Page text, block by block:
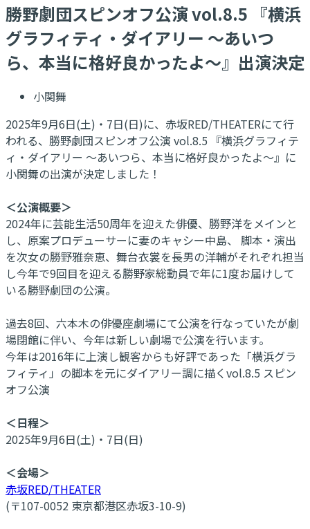
​勝野劇団スピンオフ公演 vol.8.5 『横浜
グラフィティ・ダイアリー ～あいつ
ら、本当に格好良かったよ～』出演決定
小関舞
2025年9月6日(土)・7日(日)に、赤坂RED/THEATERにて行
われる、勝野劇団スピンオフ公演 vol.8.5 『横浜グラフィテ
ィ・ダイアリー ～あいつら、本当に格好良かったよ～』に
小関舞の出演が決定しました！
＜公演概要＞
2024年に芸能生活50周年を迎えた俳優、勝野洋をメインと
し、原案プロデューサーに妻のキャシー中島、 脚本・演出
を次女の勝野雅奈恵、舞台衣裳を長男の洋輔がそれぞれ担当
し今年で9回目を迎える勝野家総動員で年に1度お届けして
いる勝野劇団の公演。
過去8回、六本木の俳優座劇場にて公演を行なっていたが劇
場閉館に伴い、今年は新しい劇場で公演を行います。
今年は2016年に上演し観客からも好評であった「横浜グラ
フィティ」の脚本を元にダイアリー調に描くvol.8.5 スピン
オフ公演
＜日程＞
2025年9月6日(土)・7日(日)
＜会場＞
赤坂RED/THEATER
(〒107-0052 東京都港区赤坂3-10-9)